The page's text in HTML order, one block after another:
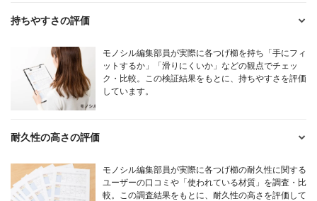
持ちやすさの評価
モノシル編集部員が実際に各つげ櫛を持ち「手にフィ
ットするか」「滑りにくいか」などの観点でチェッ
ク・比較。この検証結果をもとに、持ちやすさを評価
しています。
耐久性の高さの評価
モノシル編集部員が実際に各つげ櫛の耐久性に関する
ユーザーの口コミや「使われている材質」を調査・比
較。この調査結果をもとに、耐久性の高さを評価して